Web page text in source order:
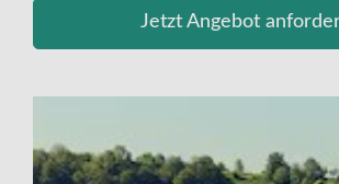
Jetzt Angebot